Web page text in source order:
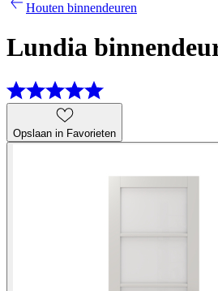
Houten binnendeuren
Lundia
Opslaan in Favorieten